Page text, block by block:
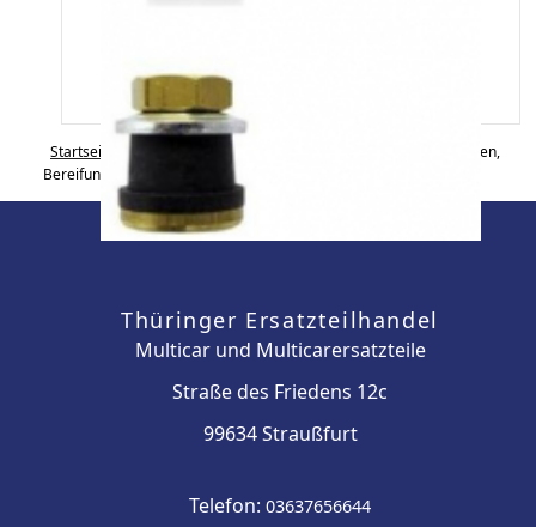
inkl. MwSt.zzgl.Versand
Startseite » M26.5 - IVECO 2,8l Euro 3
Felgen,
Bereifung
Thüringer Ersatzteilhandel
Multicar und Multicarersatzteile
Straße des Friedens 12c
99634 Straußfurt
Telefon: 03637656644